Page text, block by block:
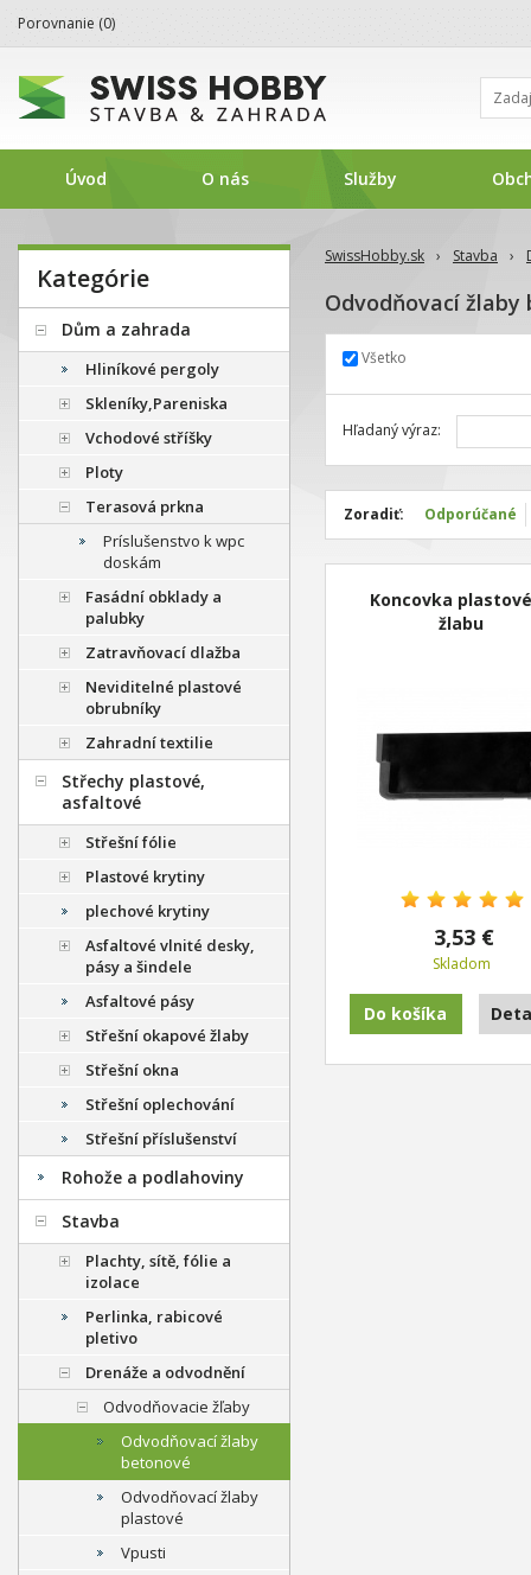
SwissHobby.sk › Stavba ›
Odvodňovací žlaby
Všetko
Hľadaný výraz:
Zoradiť: Odporúčané
Koncovka
žlabu
3,53 €
Skladom
Do košíka
Kategórie
Dům a zahrada
Hliníkové pergoly
Skleníky,Pareniska
Vchodové stříšky
Ploty
Terasová prkna
Príslušenstvo k wpc
doskám
Fasádní obklady a
palubky
Zatravňovací dlažba
Neviditelné plastové
obrubníky
Zahradní textilie
Střechy plastové,
asfaltové
Střešní fólie
Plastové krytiny
plechové krytiny
Asfaltové vlnité desky,
pásy a šindele
Asfaltové pásy
Střešní okapové žlaby
Střešní okna
Střešní oplechování
Střešní příslušenství
Rohože a podlahoviny
Stavba
Plachty, sítě, fólie a
izolace
Perlinka, rabicové
pletivo
Drenáže a odvodnění
Odvodňovacie žľaby
Odvodňovací žlaby
betonové
Odvodňovací žlaby
plastové
Vpusti
Porovnanie (0)
Úvod O nás Služby